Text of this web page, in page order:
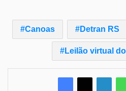
Canoas Detran RS
Leilão virtual